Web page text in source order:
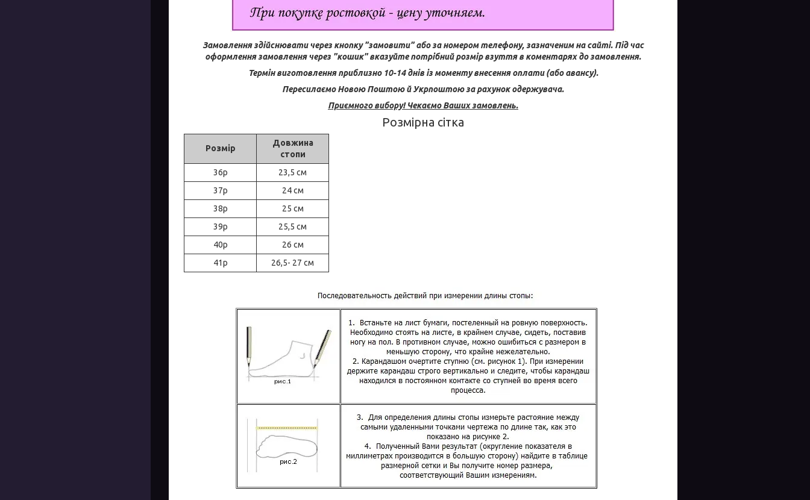
Замовлення здійснювати через кнопку "замовити" або за номером телефону, зазначеним на сайті. Під час
оформлення замовлення через "кошик" вказуйте потрібний розмір взуття в коментарях до замовлення.
Термін виготовлення приблизно 10-14 днів із моменту внесення оплати (або авансу).
Пересилаємо Новою Поштою й Укрпоштою за рахунок одержувача.
Приємного вибору! Чекаємо Ваших замовлень.
Розмірна сітка
Розмір
Довжина
стопи
36р
23,5 см
37р
24 см
38р
25 см
39р
25,5 см
40р
26 см
41р
26,5- 27 см